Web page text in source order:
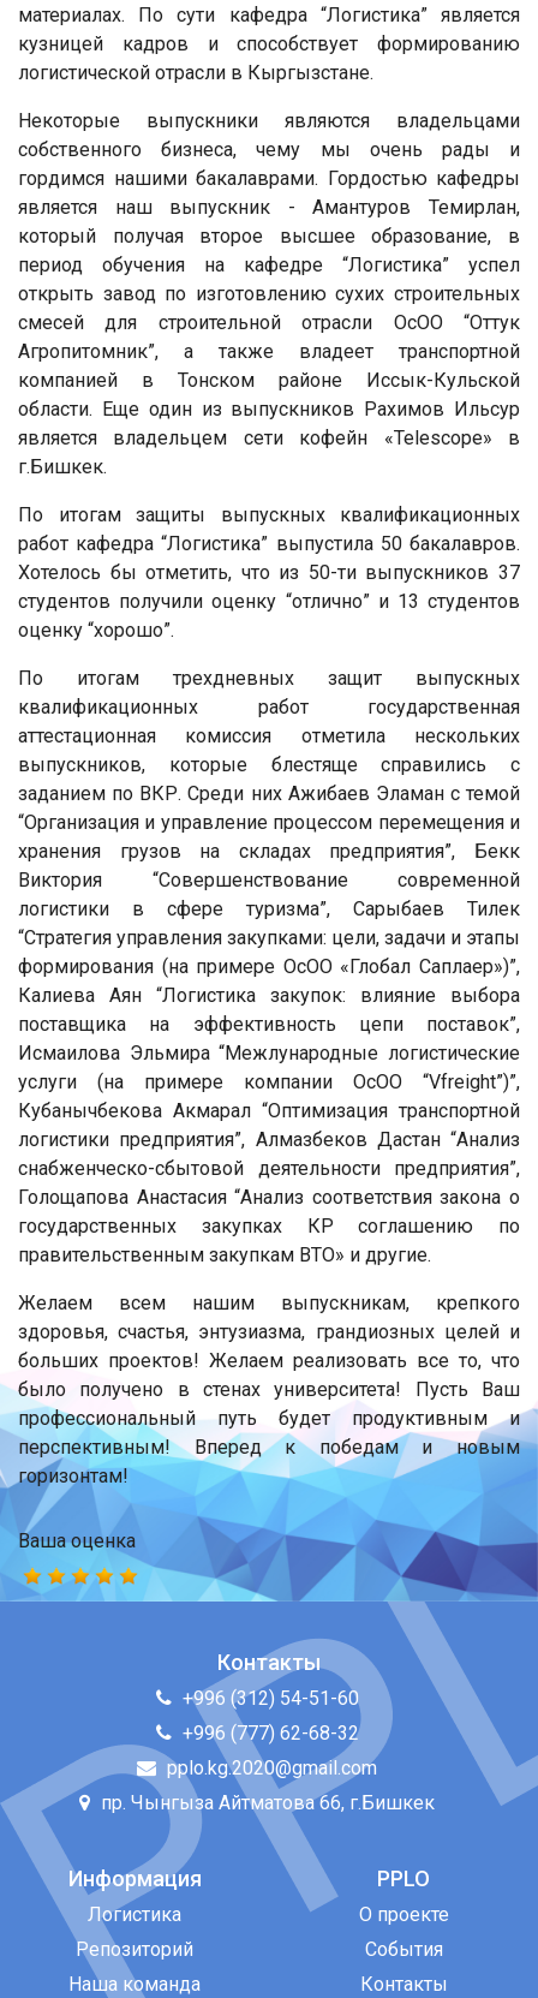
материалах. По сути кафедра “Логистика” является
кузницей кадров и способствует формированию
логистической отрасли в Кыргызстане.
Некоторые выпускники являются владельцами
собственного бизнеса, чему мы очень рады и
гордимся нашими бакалаврами. Гордостью кафедры
является наш выпускник - Амантуров Темирлан,
который получая второе высшее образование, в
период обучения на кафедре “Логистика” успел
открыть завод по изготовлению сухих строительных
смесей для строительной отрасли ОсОО “Оттук
Агропитомник”, а также владеет транспортной
компанией в Тонском районе Иссык-Кульской
области. Еще один из выпускников Рахимов Ильсур
является владельцем сети кофейн «Telescope» в
г.Бишкек.
По итогам защиты выпускных квалификационных
работ кафедра “Логистика” выпустила 50 бакалавров.
Хотелось бы отметить, что из 50-ти выпускников 37
студентов получили оценку “отлично” и 13 студентов
оценку “хорошо”.
По итогам трехдневных защит выпускных
квалификационных работ государственная
аттестационная комиссия отметила нескольких
выпускников, которые блестяще справились с
заданием по ВКР. Среди них Ажибаев Эламан с темой
“Организация и управление процессом перемещения и
хранения грузов на складах предприятия”, Бекк
Виктория “Совершенствование современной
логистики в сфере туризма”, Сарыбаев Тилек
“Стратегия управления закупками: цели, задачи и этапы
формирования (на примере ОсОО «Глобал Саплаер»)”,
Калиева Аян “Логистика закупок: влияние выбора
поставщика на эффективность цепи поставок”,
Исмаилова Эльмира “Межлународные логистические
услуги (на примере компании ОсОО “Vfreight”)”,
Кубанычбекова Акмарал “Оптимизация транспортной
логистики предприятия”, Алмазбеков Дастан “Анализ
снабженческо-сбытовой деятельности предприятия”,
Голощапова Анастасия “Анализ соответствия закона о
государственных закупках КР соглашению по
правительственным закупкам ВТО» и другие.
Желаем всем нашим выпускникам, крепкого
здоровья, счастья, энтузиазма, грандиозных целей и
больших проектов! Желаем реализовать все то, что
было получено в стенах университета! Пусть Ваш
профессиональный путь будет продуктивным и
перспективным! Вперед к победам и новым
горизонтам!
Ваша оценка
Контакты
+996 (312) 54-51-60
+996 (777) 62-68-32
pplo.kg.2020@gmail.com
пр. Чынгыза Айтматова 66, г.Бишкек
Информация
Логистика
Репозиторий
Наша команда
PPLO
О проекте
События
Контакты